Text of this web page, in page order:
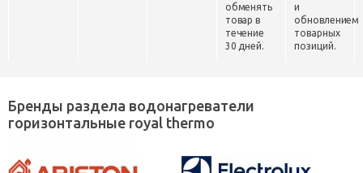
обменять
товар в
течение
30 дней.
и
обновлением
товарных
позиций.
Бренды раздела водонагреватели
горизонтальные royal thermo